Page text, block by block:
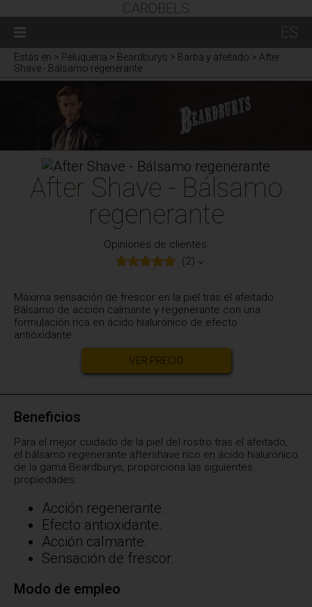
CAROBELS
ES
Estás en > Peluquería > Beardburys > Barba y afeitado > After
Shave - Bálsamo regenerante
After Shave - Bálsamo
regenerante
Opiniones de clientes:
(2)
Máxima sensación de frescor en la piel tras el afeitado.
Bálsamo de acción calmante y regenerante con una
formulación rica en ácido hialurónico de efecto
antioxidante.
VER PRECIO
Beneficios
Para el mejor cuidado de la piel del rostro tras el afeitado,
el bálsamo regenerante aftershave rico en ácido hialurónico
de la gama Beardburys, proporciona las siguientes
propiedades:
Acción regenerante.
Efecto antioxidante.
Acción calmante.
Sensación de frescor.
Modo de empleo